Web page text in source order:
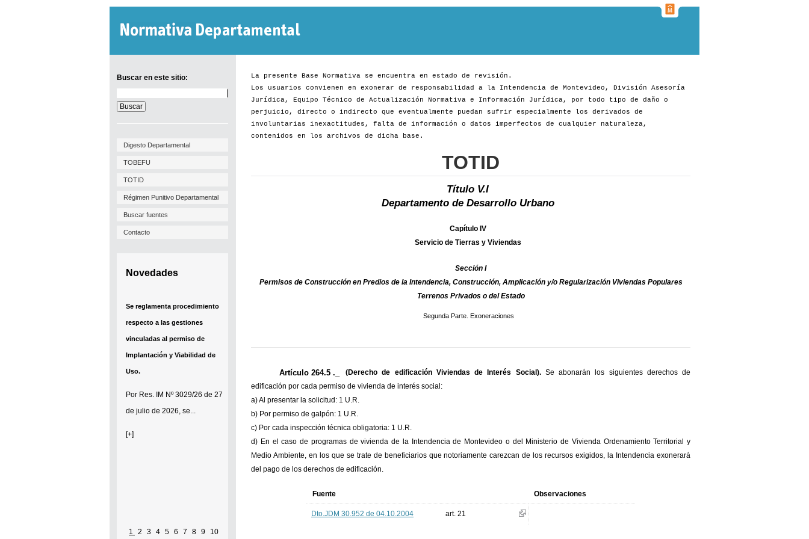
Buscar en este sitio:
en
este
sitio:
Digesto Departamental
TOBEFU
TOTID
Régimen Punitivo Departamental
Buscar fuentes
Contacto
Novedades
Se reglamenta procedimiento
respecto a las gestiones
vinculadas al permiso de
Implantación y Viabilidad de
Uso.
Por Res. IM Nº 3029/26 de 27
de julio de 2026, se...
[+]
1 2 3 4 5 6 7 8 9 10
La presente Base Normativa se encuentra en estado de revisión.
Los usuarios convienen en exonerar de responsabilidad a la Intendencia de Montevideo, División Asesoría
Jurídica, Equipo Técnico de Actualización Normativa e Información Jurídica, por todo tipo de daño o
perjuicio, directo o indirecto que eventualmente puedan sufrir especialmente los derivados de
involuntarias inexactitudes, falta de información o datos imperfectos de cualquier naturaleza,
contenidos en los archivos de dicha base.
TOTID
Título V.I
Departamento de Desarrollo Urbano
Capítulo IV
Servicio de Tierras y Viviendas
Sección I
Permisos de Construcción en Predios de la Intendencia, Construcción, Amplicación y/o Regularización Viviendas Populares
Terrenos Privados o del Estado
Segunda Parte. Exoneraciones
Artículo 264.5 ._ (Derecho de edificación Viviendas de Interés Social).Se abonarán los siguientes derechos de
edificación por cada permiso de vivienda de interés social:
a) Al presentar la solicitud: 1 U.R.
b) Por permiso de galpón: 1 U.R.
c) Por cada inspección técnica obligatoria: 1 U.R.
d) En el caso de programas de vivienda de la Intendencia de Montevideo o del Ministerio de Vivienda Ordenamiento Territorial y
Medio Ambiente, en los que se trate de beneficiarios que notoriamente carezcan de los recursos exigidos, la Intendencia exonerará
del pago de los derechos de edificación.
Fuente Observaciones
Dto.JDM 30.952 de 04.10.2004 art. 21